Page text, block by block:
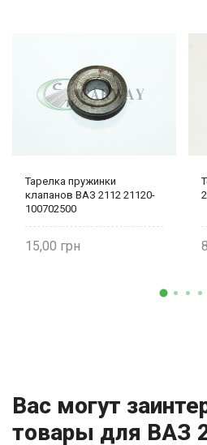
Тарелка пружинки
клапанов ВАЗ 2112 21120-
100702500
15,00
Вас могут
товары для ВАЗ